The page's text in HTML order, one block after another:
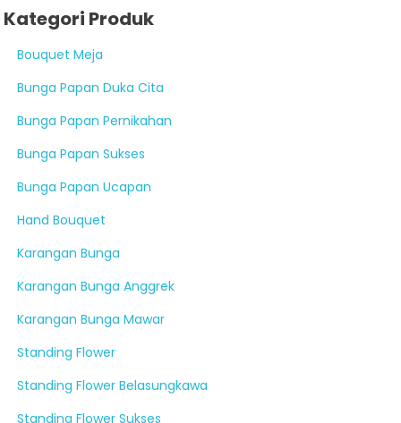
Kategori Produk
Bouquet Meja
Bunga Papan Duka Cita
Bunga Papan Pernikahan
Bunga Papan Sukses
Bunga Papan Ucapan
Hand Bouquet
Karangan Bunga
Karangan Bunga Anggrek
Karangan Bunga Mawar
Standing Flower
Standing Flower Belasungkawa
Standing Flower Sukses